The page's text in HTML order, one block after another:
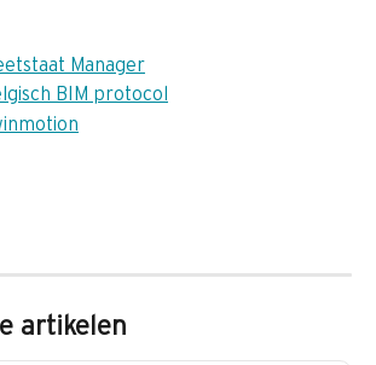
Manager
BIM protocol
artikelen